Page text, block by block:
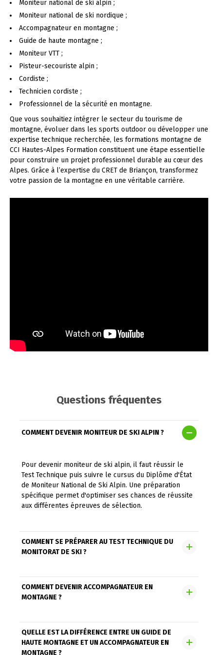
Moniteur national de ski alpin ;
Moniteur national de ski nordique ;
Accompagnateur en montagne ;
Guide de haute montagne ;
Moniteur VTT ;
Pisteur-secouriste alpin ;
Cordiste ;
Technicien cordiste ;
Professionnel de la sécurité en montagne.
Que vous souhaitiez intégrer le secteur du tourisme de
montagne, évoluer dans les sports outdoor ou développer une
expertise technique recherchée, les formations montagne de
CCI Hautes-Alpes Formation constituent une étape essentielle
pour construire un projet professionnel durable au cœur des
Alpes. Grâce à l’expertise du CRET de Briançon, transformez
votre passion de la montagne en une véritable carrière.
Questions fréquentes
COMMENT DEVENIR MONITEUR DE SKI ALPIN ?
Pour devenir moniteur de ski alpin, il faut réussir le
Test Technique puis suivre le cursus du Diplôme d'État
de Moniteur National de Ski Alpin. Une préparation
spécifique permet d'optimiser ses chances de réussite
aux différentes épreuves de sélection.
COMMENT SE PRÉPARER AU TEST TECHNIQUE DU
MONITORAT DE SKI ?
les aspects physiques, techniques et mentaux
indispensables pour réussir cette épreuve exigeante.
situation permettent aux candidats d'évaluer leur
niveau avant l'examen.
COMMENT DEVENIR ACCOMPAGNATEUR EN
MONTAGNE ?
Pour devenir accompagnateur en montagne, il est
nécessaire de réussir les épreuves probatoires
donnant accès à la formation du Diplôme d'État
QUELLE EST LA DIFFÉRENCE ENTRE UN GUIDE DE
HAUTE MONTAGNE ET UN ACCOMPAGNATEUR EN
MONTAGNE ?